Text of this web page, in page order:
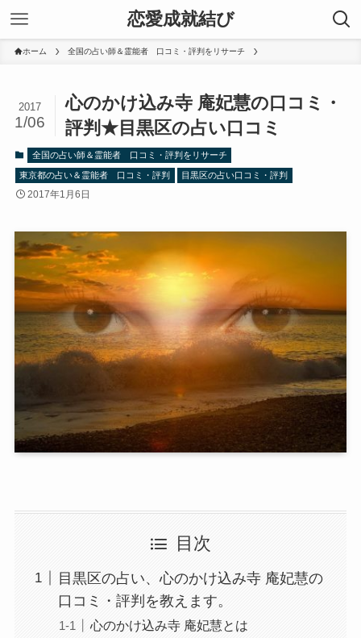
恋愛成就結び
ホーム 全国の占い師＆霊能者 口コミ・評判をリサーチ
心のかけ込み寺 庵妃慧の口コミ・
評判★目黒区の占い口コミ
2017
1/06
全国の占い師＆霊能者 口コミ・評判をリサーチ
東京都の占い＆霊能者 口コミ・評判 目黒区の占い口コミ・評判
2017年1月6日
目次
目黒区の占い、心のかけ込み寺 庵妃慧の
口コミ・評判を教えます。
心のかけ込み寺 庵妃慧とは